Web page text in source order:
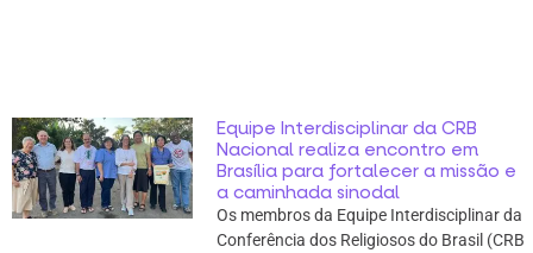
Equipe Interdisciplinar da CRB
Nacional realiza encontro em
Brasília para fortalecer a missão e
a caminhada sinodal
Os membros da Equipe Interdisciplinar da
Conferência dos Religiosos do Brasil (CRB